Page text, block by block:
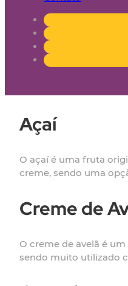
Açaí
O açaí é uma fruta
creme, sendo uma
Creme de
O creme de avelã é
sendo muito utilizado